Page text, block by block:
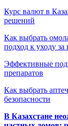
Курс валют в
решений
Как выбрать
подход к уходу за
Эффективные
препаратов
Как выбрать
безопасности
В Казахстане